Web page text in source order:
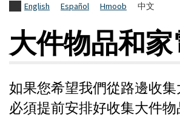
English
Español Hmoob 中文
大件物品和家
如果您希望我們從路邊收
必須提前安排好收集大件